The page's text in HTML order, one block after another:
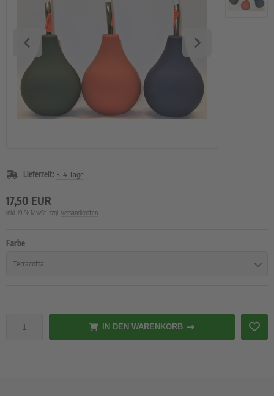
Lieferzeit: 3-4 Tage
17,50 EUR
inkl. 19 % MwSt. zzgl. Versandkosten
Farbe
Terracotta
IN DEN WARENKORB
und Zwiebeln